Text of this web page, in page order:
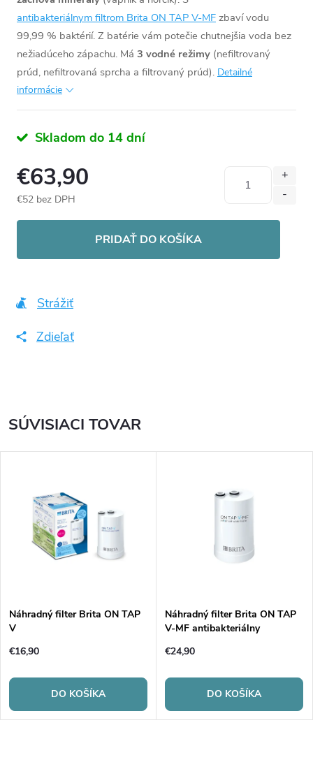
antibakteriálnym filtrom Brita ON TAP V-MF zbaví vodu
99,99 % baktérií. Z batérie vám potečie chutnejšia voda bez
nežiadúceho zápachu. Má 3 vodné režimy (nefiltrovaný
prúd, nefiltrovaná sprcha a filtrovaný prúd). Detailné
informácie
Skladom do 14 dní
€63,90
€52 bez DPH
PRIDAŤ DO KOŠÍKA
Strážiť
Zdieľať
SÚVISIACI TOVAR
Náhradný filter Brita ON TAP
V
€16,90
DO KOŠÍKA
Náhradný filter Brita ON TAP
V-MF antibakteriálny
€24,90
DO KOŠÍKA